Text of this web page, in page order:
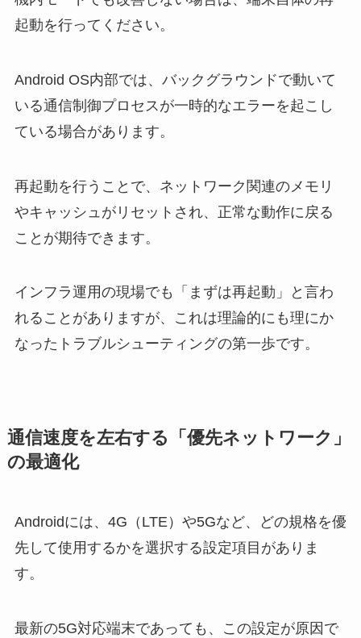
起動を行ってください。
Android OS内部では、バックグラウンドで動いて
いる通信制御プロセスが一時的なエラーを起こし
ている場合があります。
再起動を行うことで、ネットワーク関連のメモリ
やキャッシュがリセットされ、正常な動作に戻る
ことが期待できます。
インフラ運用の現場でも「まずは再起動」と言わ
れることがありますが、これは理論的にも理にか
なったトラブルシューティングの第一歩です。
通信速度を左右する「優先ネットワーク」
の最適化
Androidには、4G（LTE）や5Gなど、どの規格を優
先して使用するかを選択する設定項目がありま
す。
最新の5G対応端末であっても、この設定が原因で